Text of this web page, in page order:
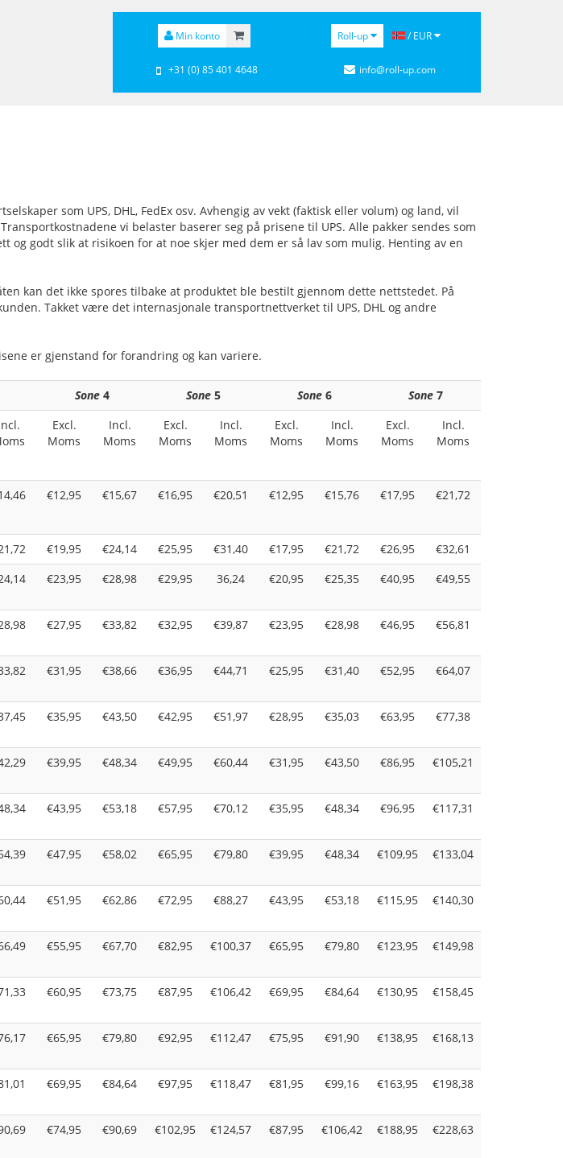
Min konto Roll-up / EUR
+31 (0) 85 401 4648 info@roll-up.com
som UPS, DHL, FedEx osv. Avhengig av vekt (faktisk eller volum) og land, vil
vi belaster baserer seg på prisene til UPS. Alle pakker sendes som
og godt slik at risikoen for at noe skjer med dem er så lav som mulig. Henting av en
kan det ikke spores tilbake at produktet ble bestilt gjennom dette nettstedet. På
Takket være det internasjonale transportnettverket til UPS, DHL og andre
er gjenstand for forandring og kan variere.
Sone4 Sone5 Sone6 Sone7
Excl.
Moms
Incl.
Moms
Excl.
Moms
Incl.
Moms
Excl.
Moms
Incl.
Moms
Excl.
Moms
Incl.
Moms
€12,95 €15,67 €16,95 €20,51 €12,95 €15,76 €17,95 €21,72
€19,95 €24,14 €25,95 €31,40 €17,95 €21,72 €26,95
€32,61
€23,95 €28,98 €29,95 36,24 €20,95 €25,35 €40,95 €49,55
€27,95 €33,82 €32,95 €39,87 €23,95 €28,98 €46,95 €56,81
€31,95 €38,66 €36,95 €44,71 €25,95 €31,40 €52,95 €64,07
€35,95 €43,50 €42,95 €51,97 €28,95 €35,03 €63,95 €77,38
€39,95 €48,34 €49,95 €60,44 €31,95 €43,50 €86,95 €105,21
€43,95 €53,18 €57,95 €70,12 €35,95 €48,34 €96,95 €117,31
€47,95 €58,02 €65,95 €79,80 €39,95 €48,34 €109,95 €133,04
€51,95 €62,86 €72,95 €88,27 €43,95 €53,18 €115,95 €140,30
€55,95 €67,70 €82,95 €100,37 €65,95 €79,80 €123,95 €149,98
€60,95 €73,75 €87,95 €106,42 €69,95 €84,64 €130,95 €158,45
€65,95 €79,80 €92,95 €112,47 €75,95 €91,90 €138,95 €168,13
€69,95 €84,64 €97,95 €118,47 €81,95 €99,16 €163,95 €198,38
€74,95 €90,69 €102,95 €124,57 €87,95 €106,42 €188,95 €228,63